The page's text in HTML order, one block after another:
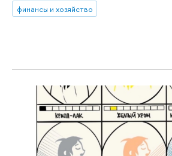
финансы и хозяйство